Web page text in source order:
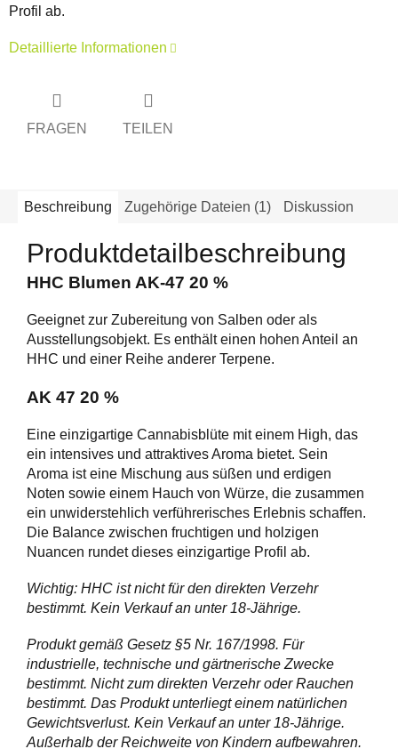
Profil ab.
Detaillierte Informationen
FRAGEN TEILEN
Beschreibung Zugehörige Dateien (1) Diskussion
Produktdetailbeschreibung
HHC Blumen AK-47 20 %
Geeignet zur Zubereitung von Salben oder als
Ausstellungsobjekt. Es enthält einen hohen Anteil an
HHC und einer Reihe anderer Terpene.
AK 47 20 %
Eine einzigartige Cannabisblüte mit einem High, das
ein intensives und attraktives Aroma bietet. Sein
Aroma ist eine Mischung aus süßen und erdigen
Noten sowie einem Hauch von Würze, die zusammen
ein unwiderstehlich verführerisches Erlebnis schaffen.
Die Balance zwischen fruchtigen und holzigen
Nuancen rundet dieses einzigartige Profil ab.
Wichtig: HHC ist nicht für den direkten Verzehr
bestimmt. Kein Verkauf an unter 18-Jährige.
Produkt gemäß Gesetz §5 Nr. 167/1998. Für
industrielle, technische und gärtnerische Zwecke
bestimmt. Nicht zum direkten Verzehr oder Rauchen
bestimmt. Das Produkt unterliegt einem natürlichen
Gewichtsverlust. Kein Verkauf an unter 18-Jährige.
Außerhalb der Reichweite von Kindern aufbewahren.